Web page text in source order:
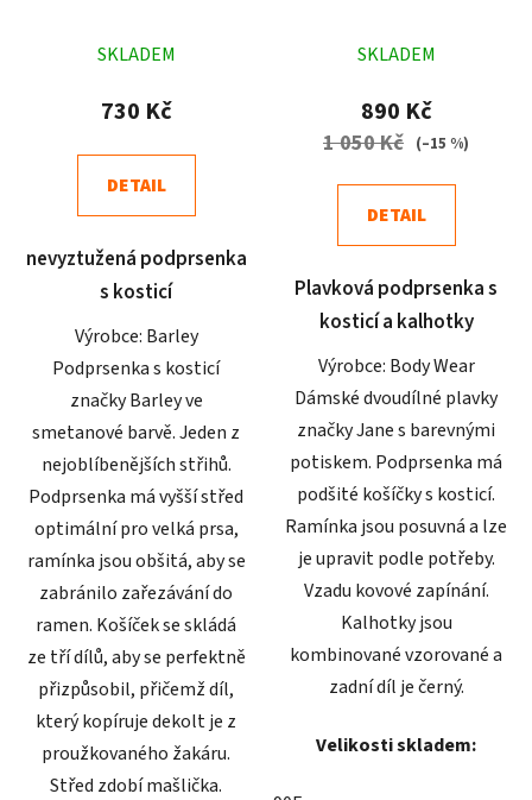
hodnocení
produktu
4,6
z
hvězdiček.
SKLADEM
730 Kč
DETAIL
nevyztužená podprsenka
s kosticí
Výrobce: Barley
Podprsenka s kosticí
značky Barley ve
smetanové barvě. Jeden z
nejoblíbenějších střihů.
Podprsenka má vyšší střed
optimální pro velká prsa,
ramínka jsou obšitá, aby se
zabránilo zařezávání do
ramen. Košíček se skládá
ze tří dílů, aby se perfektně
přizpůsobil, přičemž díl,
který kopíruje dekolt je z
proužkovaného žakáru.
Střed zdobí mašlička.
hodnocení
produktu
je
5
SKLADEM
890 Kč
1 050 Kč (–15 %)
DETAIL
Plavková podprsenka s
kosticí a kalhotky
Výrobce: Body Wear
Dámské dvoudílné plavky
značky Jane s barevnými
potiskem. Podprsenka má
podšité košíčky s kosticí.
Ramínka jsou posuvná a lze
je upravit podle potřeby.
Vzadu kovové zapínání.
Kalhotky jsou
kombinované vzorované a
zadní díl je černý.
Velikosti skladem: